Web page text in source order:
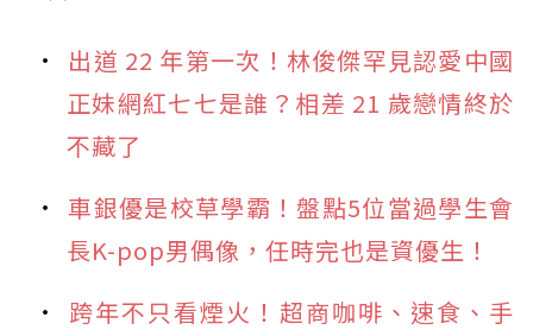
出道 22 年第一次！林俊傑罕見認愛中國
正妹網紅七七是誰？相差 21 歲戀情終於
不藏了
車銀優是校草學霸！盤點5位當過學生會
長K-pop男偶像，任時完也是資優生！
跨年不只看煙火！超商咖啡、速食、手